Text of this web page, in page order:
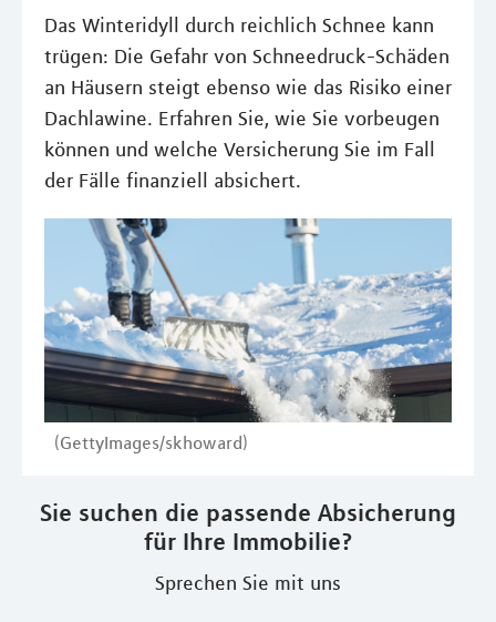
Das Winteridyll durch reichlich Schnee kann
trügen: Die Gefahr von Schneedruck-Schäden
an Häusern steigt ebenso wie das Risiko einer
Dachlawine. Erfahren Sie, wie Sie vorbeugen
können und welche Versicherung Sie im Fall
der Fälle finanziell absichert.
(GettyImages/skhoward)
Sie suchen die passende Absicherung
für Ihre Immobilie?
Sprechen Sie mit uns